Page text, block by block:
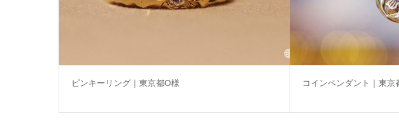
ピンキーリング｜東京都O様 コインペンダント｜東京